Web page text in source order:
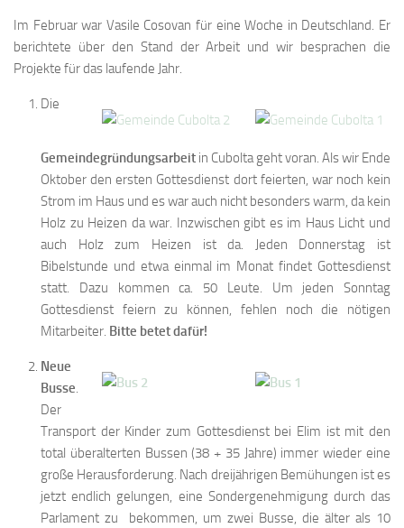
Im Februar war Vasile Cosovan für eine Woche in Deutschland. Er
berichtete über den Stand der Arbeit und wir besprachen die
Projekte für das laufende Jahr.
Die
Gemeindegründungsarbeit in Cubolta geht voran. Als wir Ende
Oktober den ersten Gottesdienst dort feierten, war noch kein
Strom im Haus und es war auch nicht besonders warm, da kein
Holz zu Heizen da war. Inzwischen gibt es im Haus Licht und
auch Holz zum Heizen ist da. Jeden Donnerstag ist
Bibelstunde und etwa einmal im Monat findet Gottesdienst
statt. Dazu kommen ca. 50 Leute. Um jeden Sonntag
Gottesdienst feiern zu können, fehlen noch die nötigen
Mitarbeiter. Bitte betet dafür!
Neue
Busse.
Der
Transport der Kinder zum Gottesdienst bei Elim ist mit den
total überalterten Bussen (38 + 35 Jahre) immer wieder eine
große Herausforderung. Nach dreijährigen Bemühungen ist es
jetzt endlich gelungen, eine Sondergenehmigung durch das
Parlament zu bekommen, um zwei Busse, die älter als 10